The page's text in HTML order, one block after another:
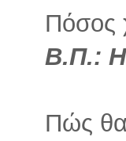
Πόσος
Β.Π.: Η
Πώς θα